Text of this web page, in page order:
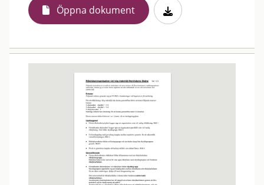
Öppna dokument